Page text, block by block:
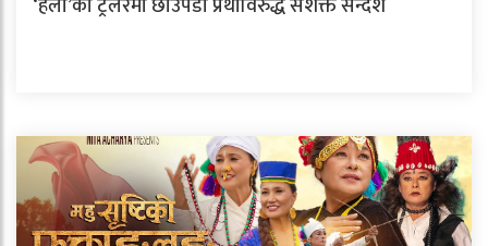
‘हली’को ट्रेलरमा छाउपडी प्रथाविरुद्ध सशक्त सन्देश